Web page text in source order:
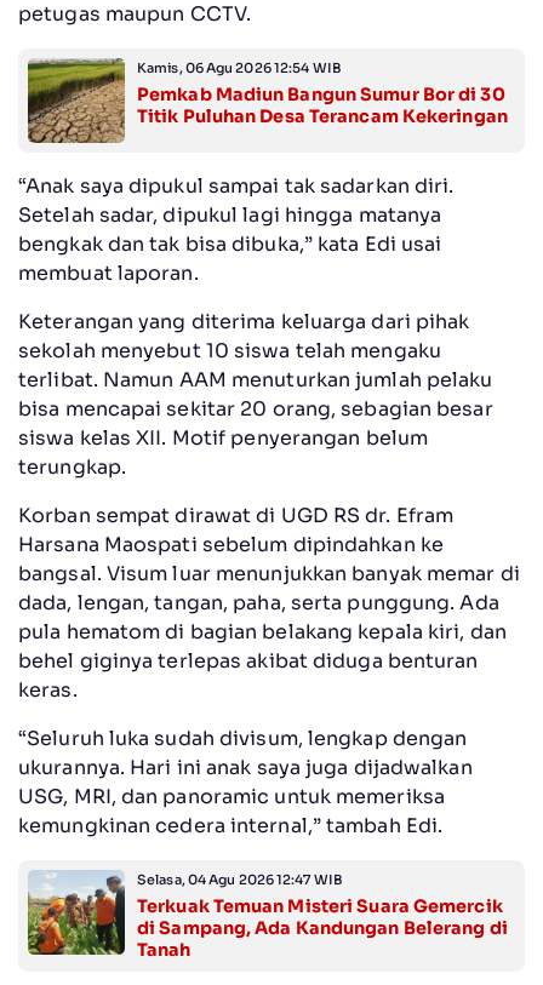
petugas maupun CCTV.
Kamis, 06 Agu 2026 12:54 WIB
Pemkab Madiun Bangun Sumur Bor di 30
Titik Puluhan Desa Terancam Kekeringan
“Anak saya dipukul sampai tak sadarkan diri.
Setelah sadar, dipukul lagi hingga matanya
bengkak dan tak bisa dibuka,” kata Edi usai
membuat laporan.
Keterangan yang diterima keluarga dari pihak
sekolah menyebut 10 siswa telah mengaku
terlibat. Namun AAM menuturkan jumlah pelaku
bisa mencapai sekitar 20 orang, sebagian besar
siswa kelas XII. Motif penyerangan belum
terungkap.
Korban sempat dirawat di UGD RS dr. Efram
Harsana Maospati sebelum dipindahkan ke
bangsal. Visum luar menunjukkan banyak memar di
dada, lengan, tangan, paha, serta punggung. Ada
pula hematom di bagian belakang kepala kiri, dan
behel giginya terlepas akibat diduga benturan
keras.
“Seluruh luka sudah divisum, lengkap dengan
ukurannya. Hari ini anak saya juga dijadwalkan
USG, MRI, dan panoramic untuk memeriksa
kemungkinan cedera internal,” tambah Edi.
Selasa, 04 Agu 2026 12:47 WIB
Terkuak Temuan Misteri Suara Gemercik
di Sampang, Ada Kandungan Belerang di
Tanah